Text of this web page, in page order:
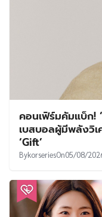
คอนเฟิร์มคัมแบ็ก!
เบสบอลผู้มีพลังวิเ
‘Gift’
BykorseriesOn05/08/